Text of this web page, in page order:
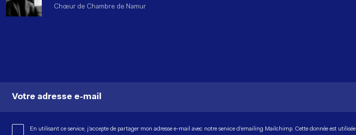
Chœur de Chambre de Namur
Votre adresse e-mail
En utilisant ce service, j’accepte de partager mon adresse e-mail avec notre service d’emailing Mailchimp. Cette donnée est utilisée